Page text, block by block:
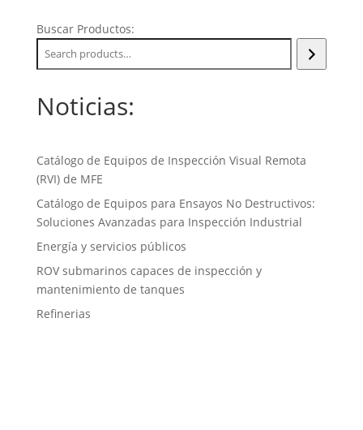
Buscar Productos:
Noticias:
Catálogo de Equipos de Inspección Visual Remota
(RVI) de MFE
Catálogo de Equipos para Ensayos No Destructivos:
Soluciones Avanzadas para Inspección Industrial
Energía y servicios públicos
ROV submarinos capaces de inspección y
mantenimiento de tanques
Refinerias